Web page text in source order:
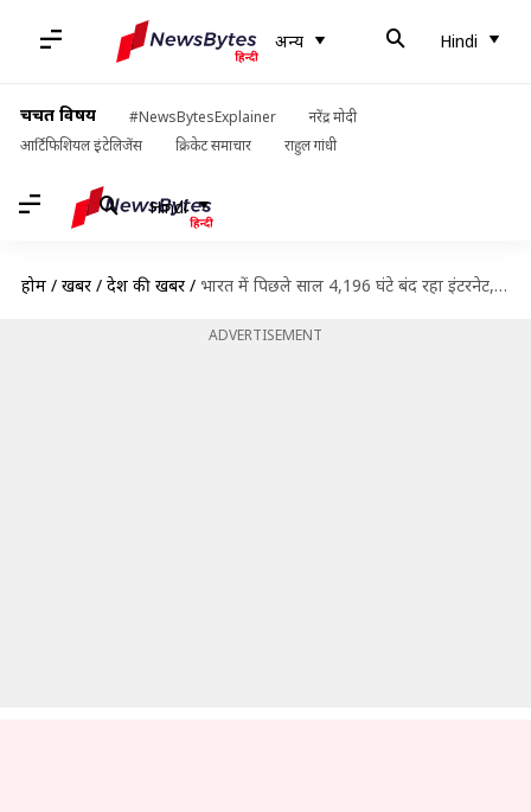
अन्य Hindi
चर्चित विषय #NewsBytesExplainer
नरेंद्र मोदी
आर्टिफिशियल इंटेलिजेंस
क्रिकेट समाचार राहुल गांधी
Hindi
होम / खबरें / देश की खबरें / भारत में पिछले साल 4,196 घंटे बंद रहा इंटरनेट, हुआ 900 करोड़ से अधिक का नुकसान
ADVERTISEMENT